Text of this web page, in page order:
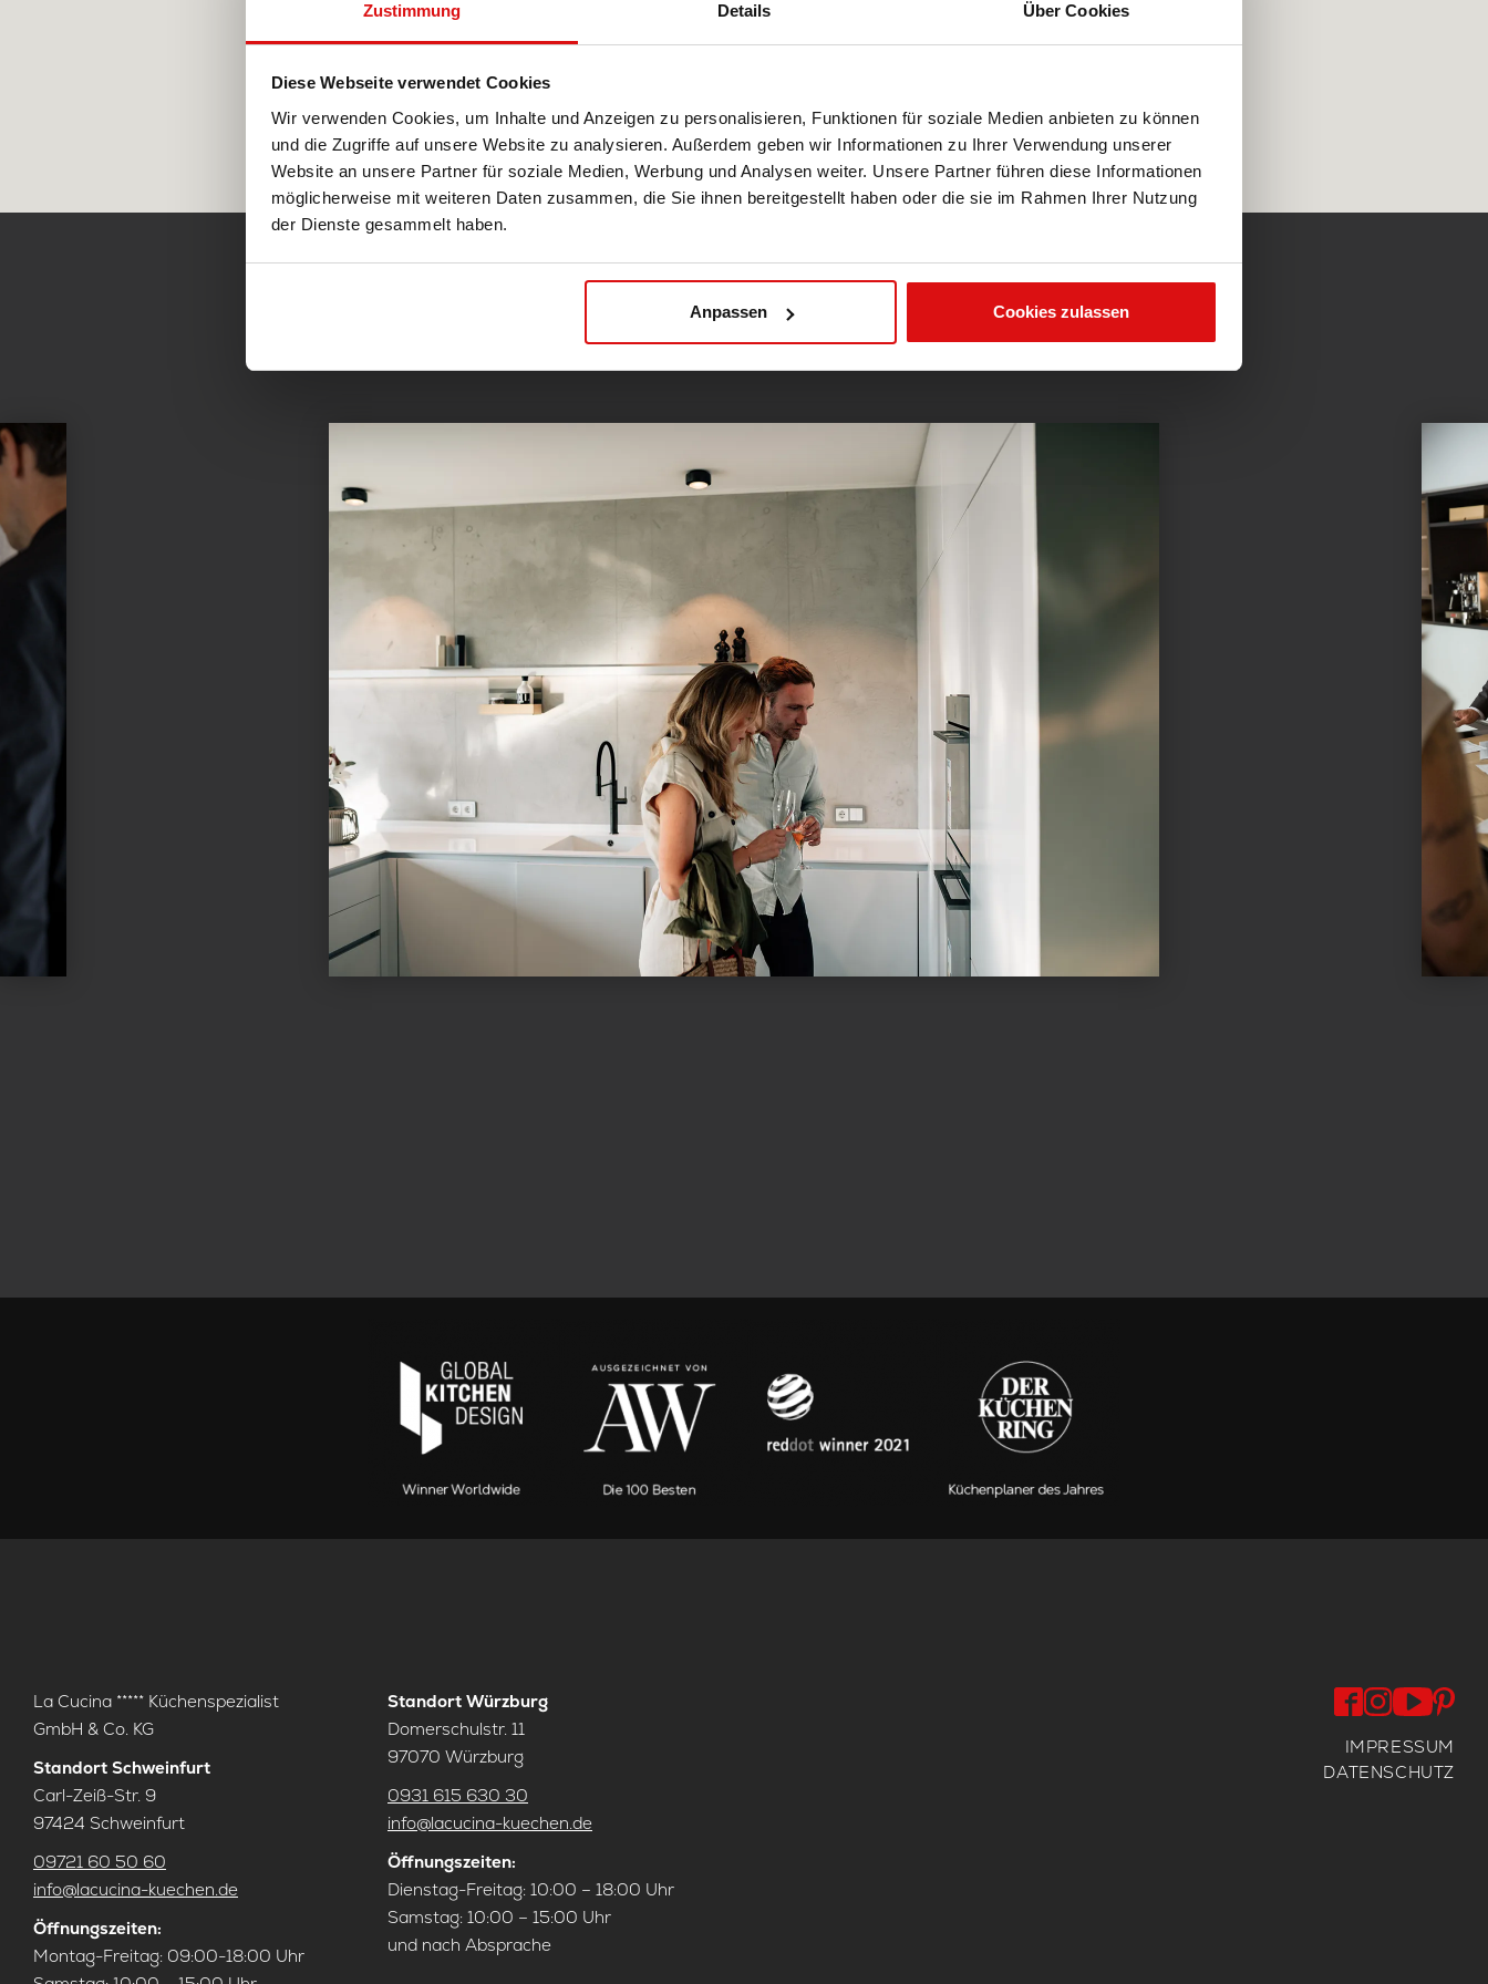
Zustimmung Details Über Cookies
Diese Webseite verwendet Cookies
Wir verwenden Cookies, um Inhalte und Anzeigen zu personalisieren, Funktionen für soziale Medien anbieten zu können
und die Zugriffe auf unsere Website zu analysieren. Außerdem geben wir Informationen zu Ihrer Verwendung unserer
Website an unsere Partner für soziale Medien, Werbung und Analysen weiter. Unsere Partner führen diese Informationen
möglicherweise mit weiteren Daten zusammen, die Sie ihnen bereitgestellt haben oder die sie im Rahmen Ihrer Nutzung
der Dienste gesammelt haben.
Anpassen Cookies zulassen
La Cucina ***** Küchenspezialist
GmbH & Co. KG
Standort Schweinfurt
Carl-Zeiß-Str. 9
97424 Schweinfurt
09721 60 50 60
info@lacucina-kuechen.de
Öffnungszeiten:
Montag-Freitag: 09:00-18:00 Uhr
Standort Würzburg
Domerschulstr. 11
97070 Würzburg
0931 615 630 30
info@lacucina-kuechen.de
Öffnungszeiten:
Dienstag-Freitag: 10:00 – 18:00 Uhr
Samstag: 10:00 – 15:00 Uhr
und nach Absprache
IMPRESSUM
DATENSCHUTZ